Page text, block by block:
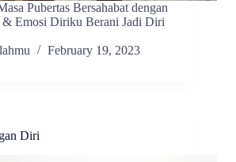
Pubertas Bersahabat dengan
& Emosi Diriku Berani Jadi Diri
February 19, 2023
Diri